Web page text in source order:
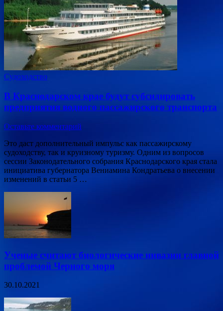
Судоходство
В Краснодарском крае будут субсидировать
предприятия водного пассажирского транспорта
Оставьте комментарий
Это даст дополнительный импульс как пассажирскому
судоходству, так и круизному туризму. Одним из вопросов
сессии Законодательного собрания Краснодарского края стала
инициатива губернатора Вениамина Кондратьева о внесении
изменений в статьи 5 …
Ученые считают биологические инвазии главной
проблемой Черного моря
30.10.2021